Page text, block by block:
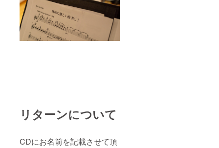
リターンについて
CDにお名前を記載させて頂